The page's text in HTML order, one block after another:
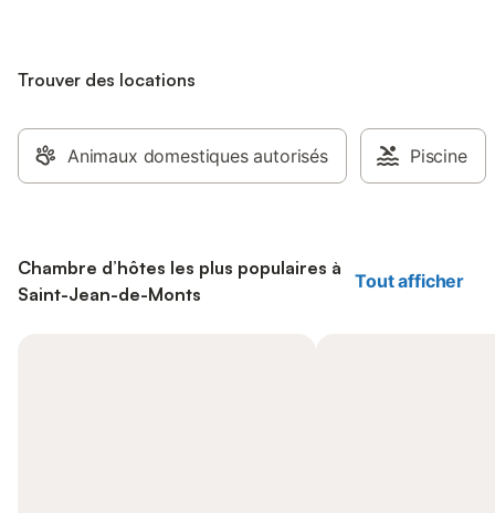
Trouver des locations
Animaux domestiques autorisés Piscine
Chambre d’hôtes les plus populaires à
Saint-Jean-de-Monts
Tout afficher